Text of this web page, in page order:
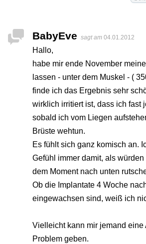
BabyEve sagt am 04.01.2012
Hallo,
habe mir ende November
lassen - unter dem Muskel - (
finde ich das Ergebnis sehr
wirklich irritiert ist, dass ich fast
sobald ich vom Liegen
Brüste wehtun.
Es fühlt sich ganz komisch an.
Gefühl immer damit, als
dem Moment nach unten
Ob die Implantate 4 Woche
eingewachsen sind, weiß ich
Vielleicht kann mir jemand eine
Problem geben.